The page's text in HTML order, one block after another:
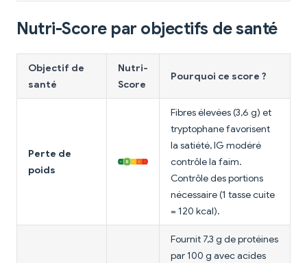
Nutri-Score par objectifs de santé
Objectif de
santé
Nutri-
Score
Pourquoi ce score ?
Perte de
poids
Fibres élevées (3,6 g) et
tryptophane favorisent
la satiété, IG modéré
contrôle la faim.
Contrôle des portions
nécessaire (1 tasse cuite
= 120 kcal).
Fournit 7,3 g de protéines
par 100 g avec acides